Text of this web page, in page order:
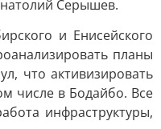
Серышев.
и Енисейского
планы
что активизировать
числе в Бодайбо. Все
инфраструктуры,